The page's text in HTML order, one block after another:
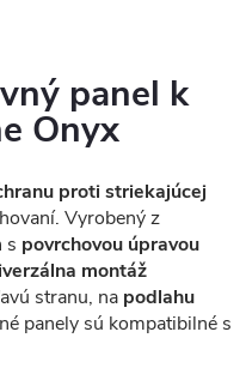
panel k
Onyx
proti striekajúcej
Vyrobený z
s povrchovou úpravou
montáž
stranu, na podlahu
panely sú kompatibilné s